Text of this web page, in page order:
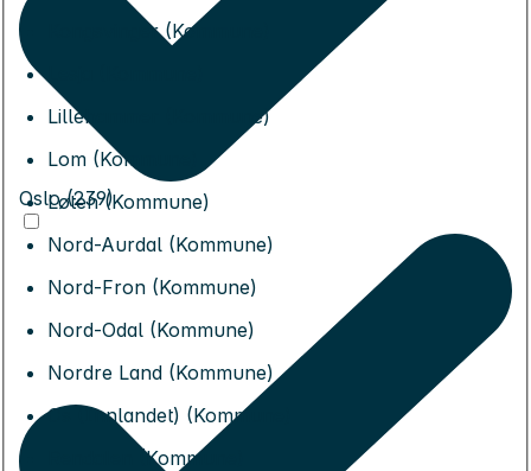
Kongsvinger (Kommune)
Lillehammer (Kommune)
Lom (Kommune)
Løten (Kommune)
Nord-Aurdal (Kommune)
Nord-Fron (Kommune)
Nord-Odal (Kommune)
Nordre Land (Kommune)
Os (Innlandet) (Kommune)
Rendalen (Kommune)
Oslo (239)